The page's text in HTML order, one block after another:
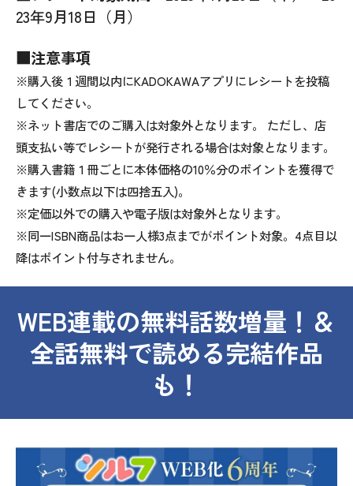
23年9月18日（月）
■注意事項
※購入後１週間以内にKADOKAWAアプリにレシートを投稿
してください。
※ネット書店でのご購入は対象外となります。 ただし、店
頭支払い等でレシートが発行される場合は対象となります。
※購入書籍１冊ごとに本体価格の10％分のポイントを獲得で
きます(小数点以下は四捨五入)。
※定価以外での購入や電子版は対象外となります。
※同一ISBN商品はお一人様3点までがポイント対象。4点目以
降はポイント付与されません。
WEB連載の無料話数増量！＆
全話無料で読める完結作品
も！